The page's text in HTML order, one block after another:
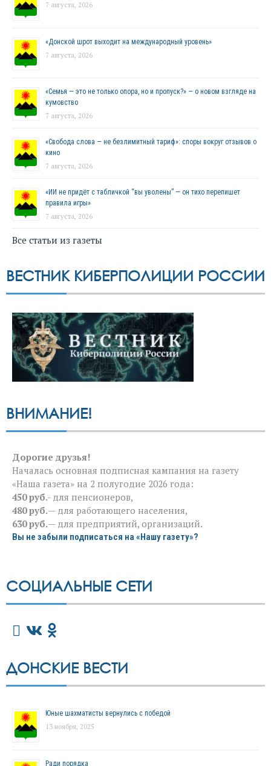
7 августа, 2026
«Донской шрот выходит на международный уровень»
7 августа, 2026
«Семья — это не только опора, но и пропуск?» — о новом взгляде на
кумовство
7 августа, 2026
«Свобода слова — не безлимитный тариф»: споры вокруг отзывов о
кино
7 августа, 2026
«ИИ не придёт с табличкой “вы уволены” — он тихо перепишет
правила игры»
7 августа, 2026
Все статьи из газеты
ВЕСТНИК КИБЕРПОЛИЦИИ РОССИИ
ВНИМАНИЕ!
Дорогие друзья!
Началась основная подписная кампания на газету
«Наша газета» на 2 полугодие 2026 года:
450 руб.- для пенсионеров,
480 руб.— для работающего населения,
630 руб.— для предприятий, организаций.
Вы не забыли подписаться на «Нашу газету»?
СОЦИАЛЬНЫЕ СЕТИ
ДОНСКИЕ ВЕСТИ
Юные шахматисты вернулись с победой
13 ноября, 2025
Ради порядка